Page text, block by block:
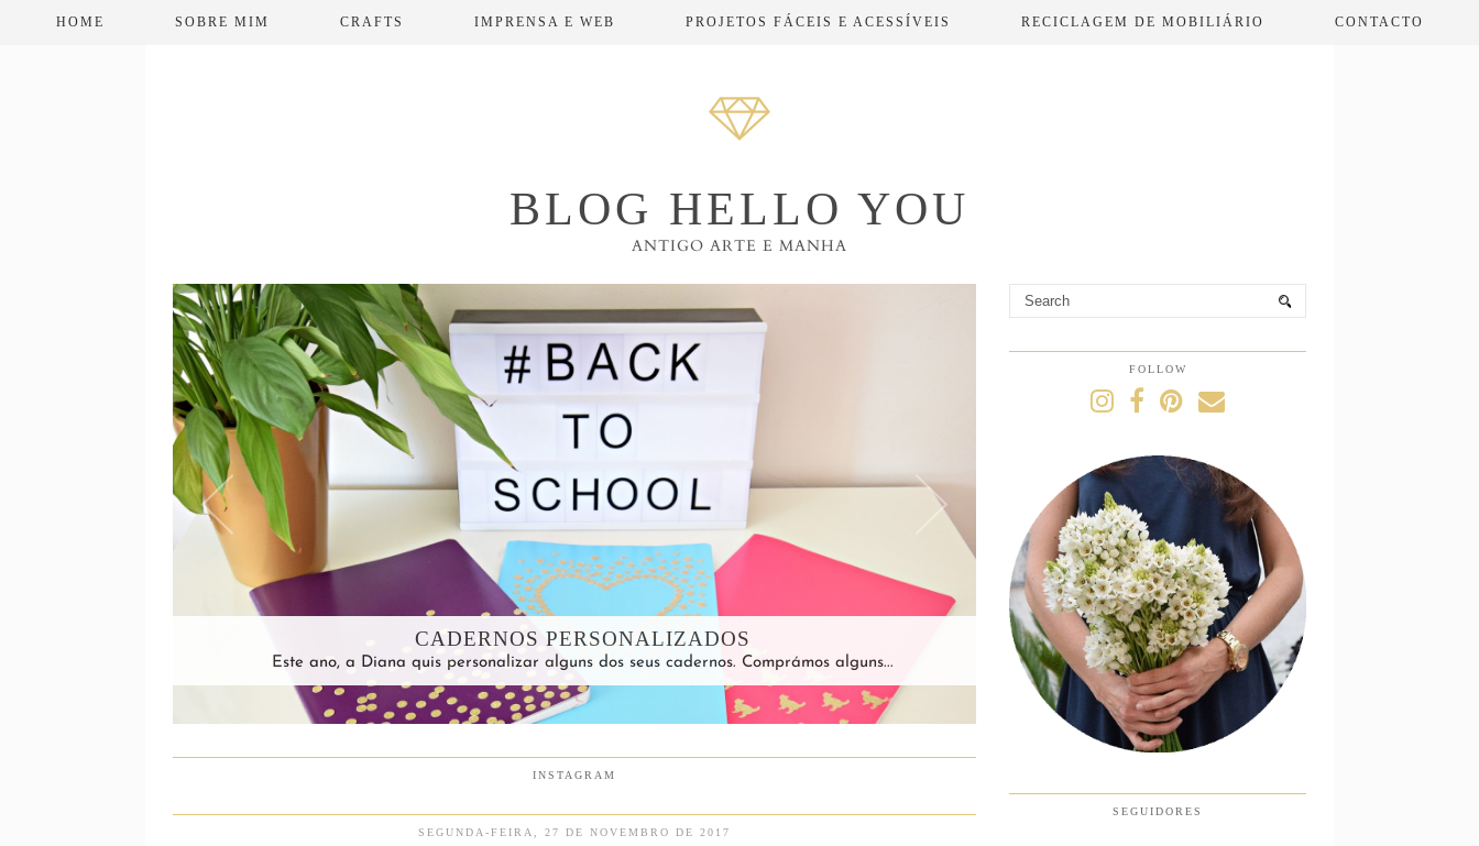
HOME SOBRE MIM CRAFTS IMPRENSA E WEB PROJETOS FÁCEIS E ACESSÍVEIS RECICLAGEM DE MOBILIÁRIO CONTACTO
BLOG HELLO YOU
ANTIGO ARTE E MANHA
CADERNOS PERSONALIZADOS
Este ano, a Diana quis personalizar alguns dos seus cadernos. Comprámos alguns...
INSTAGRAM
SEGUNDA-FEIRA, 27 DE NOVEMBRO DE 2017
FOLLOW
SEGUIDORES